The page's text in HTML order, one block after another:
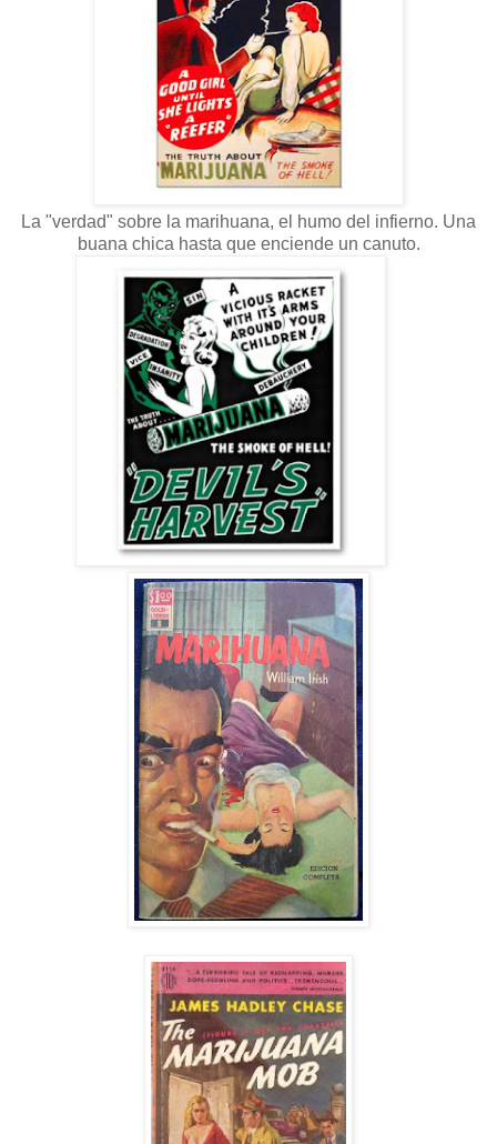
La "verdad" sobre la marihuana, el humo del infierno. Una
buana chica hasta que enciende un canuto.